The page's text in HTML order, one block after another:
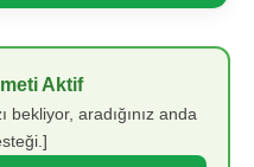
Aktif
bekliyor, aradığınız anda